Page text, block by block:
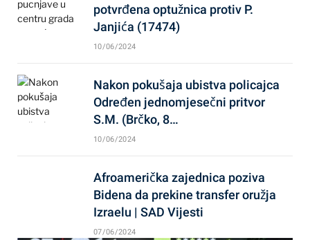
potvrđena optužnica protiv P.
Janjića (17474)
10/06/2024
Nakon pokušaja ubistva policajca
Određen jednomjesečni pritvor
S.M. (Brčko, 8…
10/06/2024
Afroamerička zajednica poziva
Bidena da prekine transfer oružja
Izraelu | SAD Vijesti
07/06/2024